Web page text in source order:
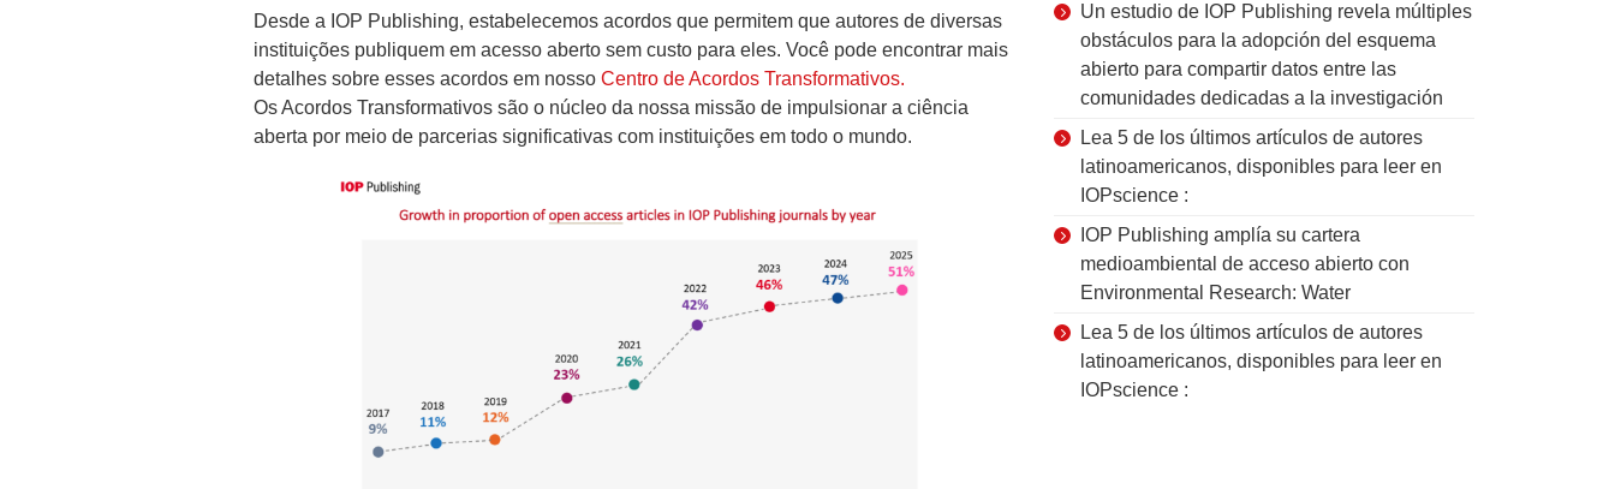
Desde a IOP Publishing, estabelecemos acordos que permitem que autores de diversas
instituições publiquem em acesso aberto sem custo para eles. Você pode encontrar mais
detalhes sobre esses acordos em nosso Centro de Acordos Transformativos.
Os Acordos Transformativos são o núcleo da nossa missão de impulsionar a ciência
aberta por meio de parcerias significativas com instituições em todo o mundo.
Un estudio de IOP Publishing revela múltiples
obstáculos para la adopción del esquema
abierto para compartir datos entre las
comunidades dedicadas a la investigación
Lea 5 de los últimos artículos de autores
latinoamericanos, disponibles para leer en
IOPscience :
IOP Publishing amplía su cartera
medioambiental de acceso abierto con
Environmental Research: Water
Lea 5 de los últimos artículos de autores
latinoamericanos, disponibles para leer en
IOPscience :